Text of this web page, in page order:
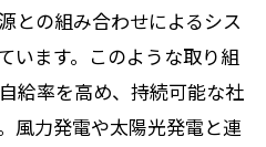
との組み合わせによるシス
います。このような取り組
給率を高め、持続可能な社
風力発電や太陽光発電と連